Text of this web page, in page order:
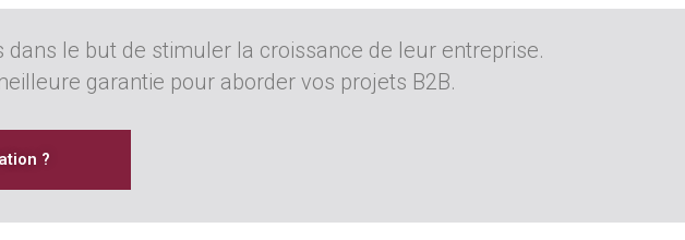
le but de stimuler la croissance de leur entreprise.
garantie pour aborder vos projets B2B.
?